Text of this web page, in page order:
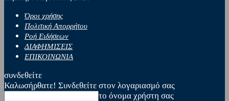
Όροι χρήσης
Πολιτική Απορρήτου
Ροή Ειδήσεων
ΔΙΑΦΗΜΙΣΕΙΣ
ΕΠΙΚΟΙΝΩΝΙΑ
συνδεθείτε
Καλωσήρθατε! Συνδεθείτε στον λογαριασμό σας
το όνομα χρήστη σας